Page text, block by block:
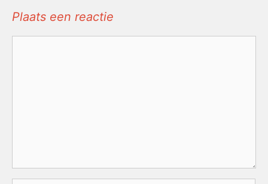
Plaats een reactie